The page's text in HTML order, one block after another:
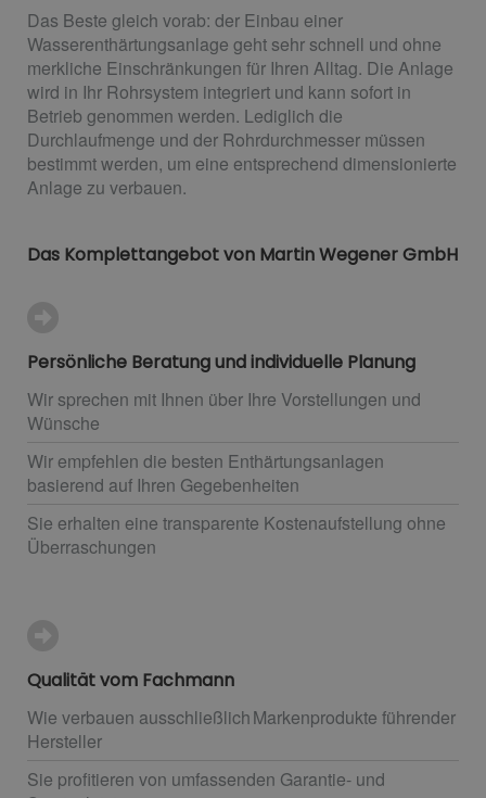
Das Beste gleich vorab: der Einbau einer
Wasserenthärtungsanlage geht sehr schnell und ohne
merkliche Einschränkungen für Ihren Alltag. Die Anlage
wird in Ihr Rohrsystem integriert und kann sofort in
Betrieb genommen werden. Lediglich die
Durchlaufmenge und der Rohrdurchmesser müssen
bestimmt werden, um eine entsprechend dimensionierte
Anlage zu verbauen.
Das Komplettangebot von Martin Wegener GmbH
Persönliche Beratung und individuelle Planung
Wir sprechen mit Ihnen über Ihre Vorstellungen und
Wünsche
Wir empfehlen die besten Enthärtungsanlagen
basierend auf Ihren Gegebenheiten
Sie erhalten eine transparente Kostenaufstellung ohne
Überraschungen
Qualität vom Fachmann
Wie verbauen ausschließlich Markenprodukte führender
Hersteller
Sie profitieren von umfassenden Garantie- und